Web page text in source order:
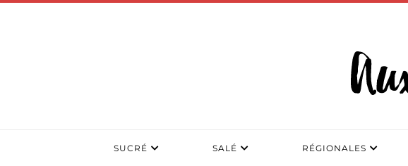
SUCRÉ SALÉ RÉGIONALES